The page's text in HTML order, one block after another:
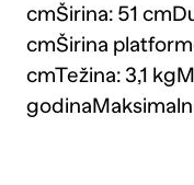
cmŠirina: 51
cmŠirina
cmTežina: 3,1